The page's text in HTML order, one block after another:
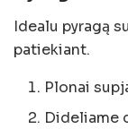
Idealu pyragą
patiekiant.
Plonai
Dideliame